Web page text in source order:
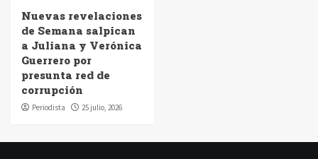
Nuevas revelaciones
de Semana salpican
a Juliana y Verónica
Guerrero por
presunta red de
corrupción
Periodista 25 julio, 2026